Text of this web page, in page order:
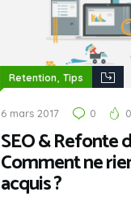
Retention Tips
6 mars 2017 0 0
SEO & Refonte
Comment ne
acquis ?